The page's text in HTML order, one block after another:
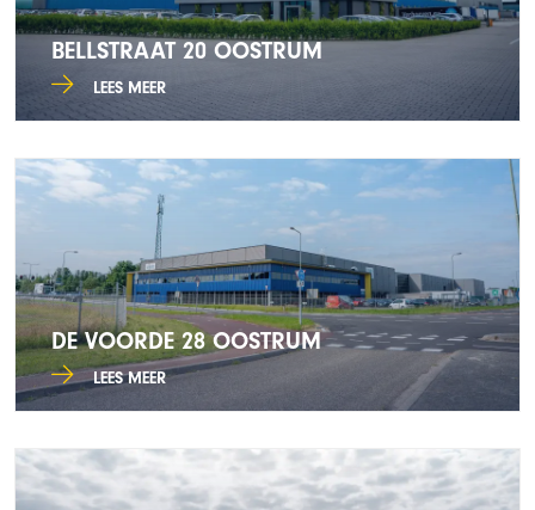
BELLSTRAAT 20 OOSTRUM
LEES MEER
DE VOORDE 28 OOSTRUM
LEES MEER